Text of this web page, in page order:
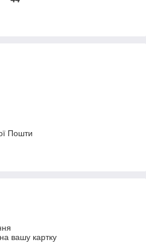
Пошти
вашу картку